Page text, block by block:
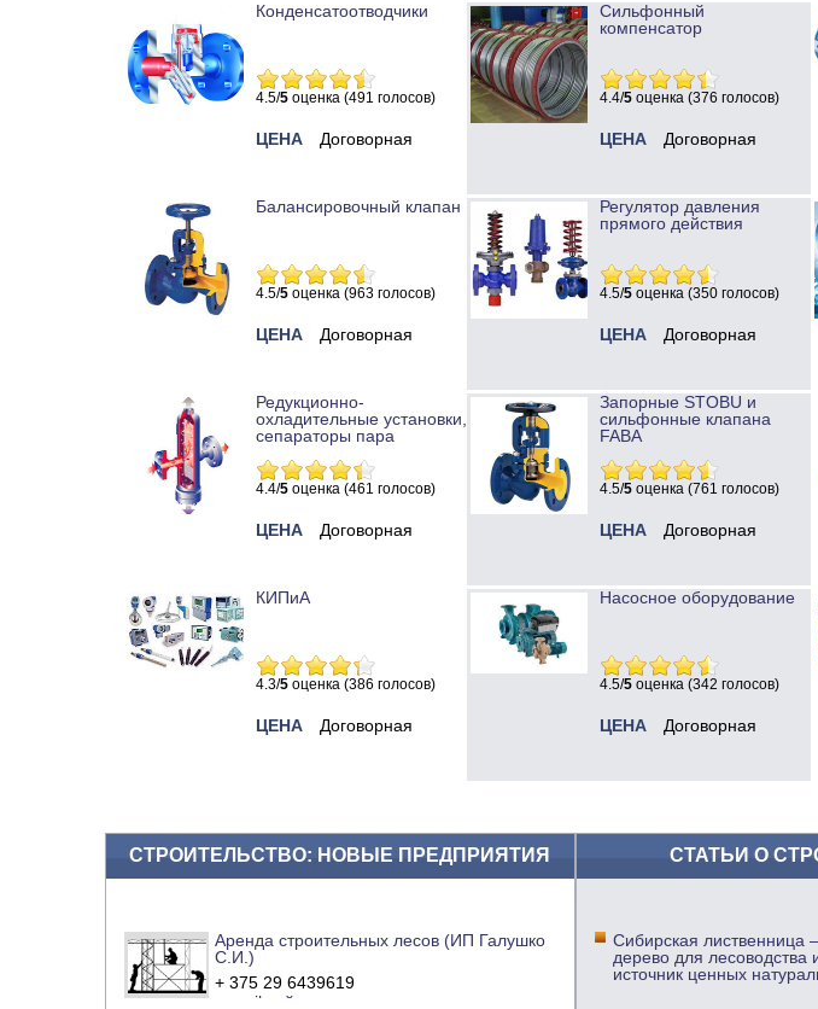
Конденсатоотводчики
4.5/5 оценка (491 голосов)
ЦЕНА Договорная
Сильфонный
компенсатор
4.4/5 оценка (376 голосов)
ЦЕНА Договорная
Балансировочный клапан
4.5/5 оценка (963 голосов)
ЦЕНА Договорная
Регулятор давления
прямого действия
4.5/5 оценка (350 голосов)
ЦЕНА Договорная
Редукционно-
охладительные установки,
сепараторы пара
4.4/5 оценка (461 голосов)
ЦЕНА Договорная
Запорные STOBU и
сильфонные клапана
FABA
4.5/5 оценка (761 голосов)
ЦЕНА Договорная
КИПиА
4.3/5 оценка (386 голосов)
ЦЕНА Договорная
Насосное оборудование
4.5/5 оценка (342 голосов)
ЦЕНА Договорная
СТРОИТЕЛЬСТВО: НОВЫЕ ПРЕДПРИЯТИЯ
Аренда строительных лесов (ИП Галушко
С.И.)
+ 375 29 6439619
e-mail
сайт компании
СТАТЬИ О
Сибирская лиственница
дерево для
источник ценных